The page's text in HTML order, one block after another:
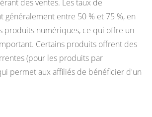
des ventes. Les taux de
généralement entre 50 % et 75 %, en
produits numériques, ce qui offre un
Certains produits offrent des
(pour les produits par
permet aux affiliés de bénéficier d'un